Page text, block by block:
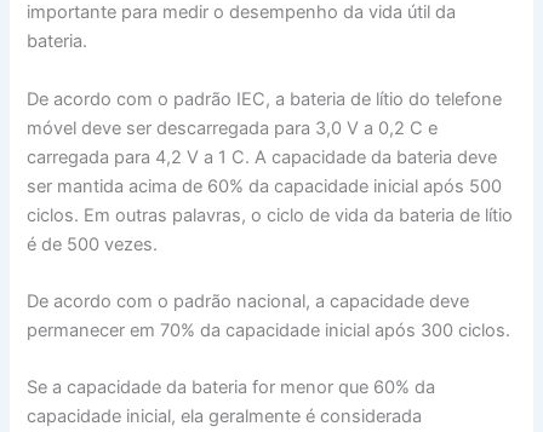
importante para medir o desempenho da vida útil da
bateria.
De acordo com o padrão IEC, a bateria de lítio do telefone
móvel deve ser descarregada para 3,0 V a 0,2 C e
carregada para 4,2 V a 1 C. A capacidade da bateria deve
ser mantida acima de 60% da capacidade inicial após 500
ciclos. Em outras palavras, o ciclo de vida da bateria de lítio
é de 500 vezes.
De acordo com o padrão nacional, a capacidade deve
permanecer em 70% da capacidade inicial após 300 ciclos.
Se a capacidade da bateria for menor que 60% da
capacidade inicial, ela geralmente é considerada